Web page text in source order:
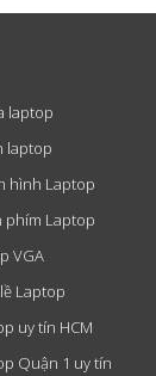
laptop
laptop
hình Laptop
phím Laptop
VGA
Laptop
uy tín HCM
Quận 1 uy tín